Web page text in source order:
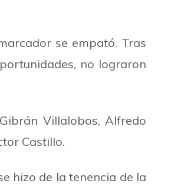
se empató. Tras
no lograron
Villalobos, Alfredo
Castillo.
hizo de la tenencia de la